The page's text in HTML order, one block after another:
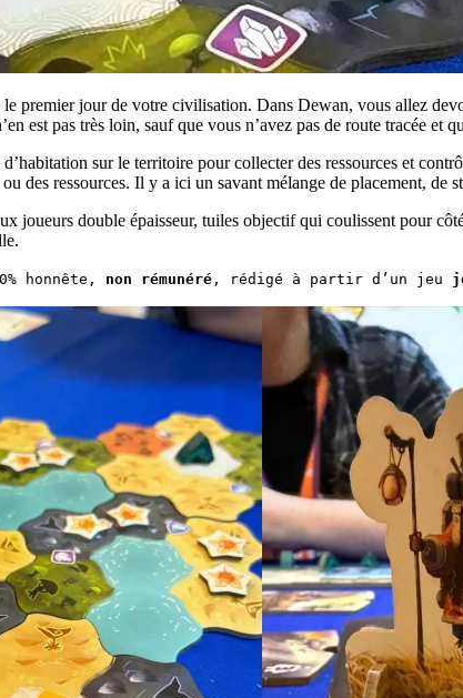
premier jour de votre civilisation. Dans Dewan, vous allez
est pas très loin, sauf que vous n’avez pas de route tracée
sur le territoire pour collecter des ressources et
des ressources. Il y a ici un savant mélange de placement, de
joueurs double épaisseur, tuiles objectif qui coulissent pour
honnête, non rémunéré , rédigé à partir d’un jeu